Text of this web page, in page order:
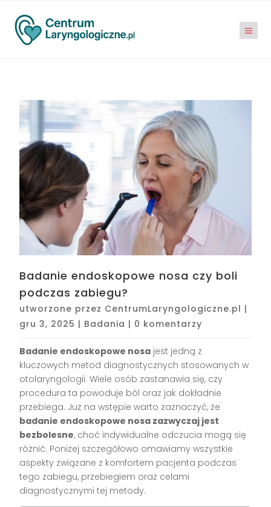
Badanie endoskopowe nosa czy boli
podczas zabiegu?
utworzone przez CentrumLaryngologiczne.pl |
gru 3, 2025 | Badania | 0 komentarzy
Badanie endoskopowe nosa jest jedną z
kluczowych metod diagnostycznych stosowanych w
otolaryngologii. Wiele osób zastanawia się, czy
procedura ta powoduje ból oraz jak dokładnie
przebiega. Już na wstępie warto zaznaczyć, że
badanie endoskopowe nosa zazwyczaj jest
bezbolesne, choć indywidualne odczucia mogą się
różnić. Poniżej szczegółowo omawiamy wszystkie
aspekty związane z komfortem pacjenta podczas
tego zabiegu, przebiegiem oraz celami
diagnostycznymi tej metody.